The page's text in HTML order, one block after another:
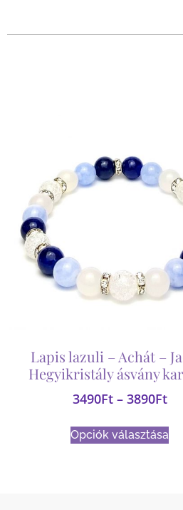
Lapis lazuli – Achát –
Hegyikristály ásvány
3490Ft – 3890Ft
Opciók választása